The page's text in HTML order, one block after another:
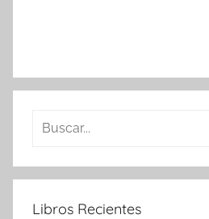
Buscar:
Libros Recientes